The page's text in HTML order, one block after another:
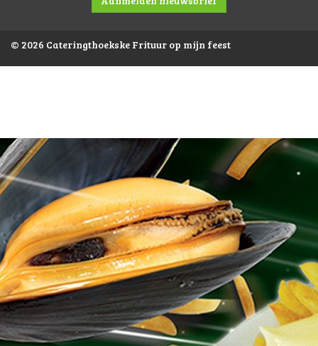
© 2026 Cateringthoekske Frituur op mijn feest